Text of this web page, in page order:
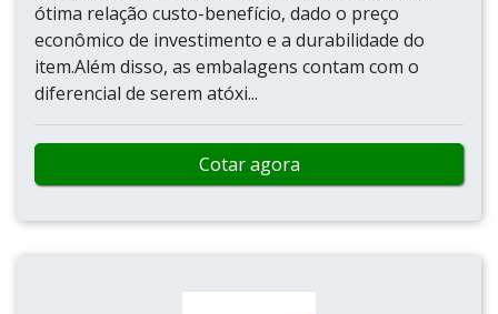
ótima relação custo-benefício, dado o preço
econômico de investimento e a durabilidade do
item.Além disso, as embalagens contam com o
diferencial de serem atóxi...
Cotar agora